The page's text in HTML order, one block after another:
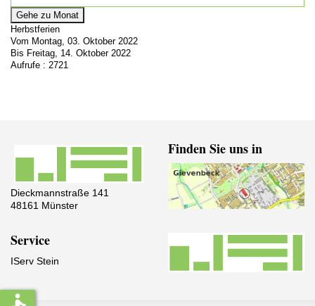
Gehe zu Monat
Herbstferien
Vom Montag, 03. Oktober 2022
Bis Freitag, 14. Oktober 2022
Aufrufe : 2721
Dieckmannstraße 141
48161 Münster
Finden Sie uns in
Service
IServ Stein